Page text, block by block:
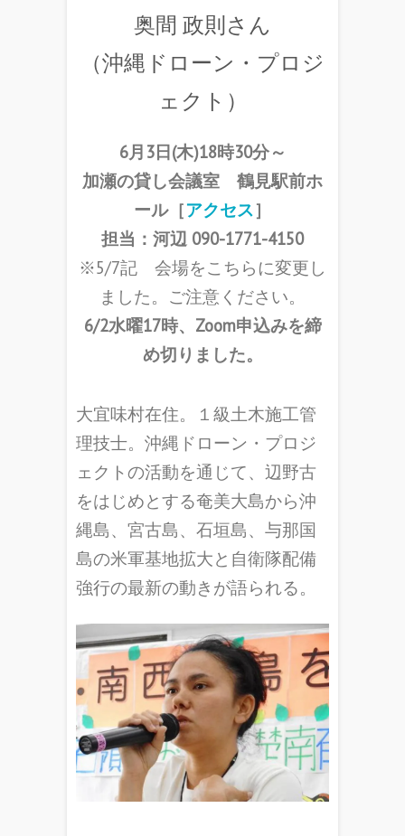
奥間 政則さん
（沖縄ドローン・プロジ
ェクト）
6月3日(木)18時30分～
加瀬の貸し会議室 鶴見駅前ホ
ール［アクセス］
担当：河辺 090-1771-4150
※5/7記 会場をこちらに変更し
ました。ご注意ください。
6/2水曜17時、Zoom申込みを締
め切りました。
大宜味村在住。１級土木施工管
理技士。沖縄ドローン・プロジ
ェクトの活動を通じて、辺野古
をはじめとする奄美大島から沖
縄島、宮古島、石垣島、与那国
島の米軍基地拡大と自衛隊配備
強行の最新の動きが語られる。